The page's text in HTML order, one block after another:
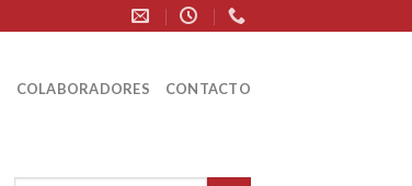
COLABORADORES CONTACTO